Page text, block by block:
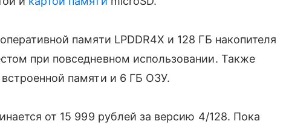
памяти LPDDR4X и 128 ГБ накопителя
при повседневном использовании. Также
памяти и 6 ГБ ОЗУ.
от 15 999 рублей за версию 4/128. Пока